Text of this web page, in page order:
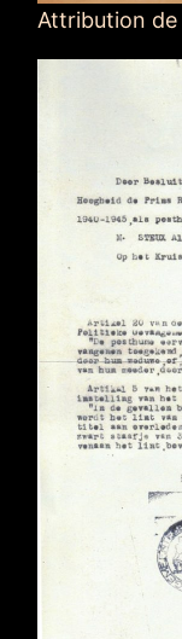
Attribution